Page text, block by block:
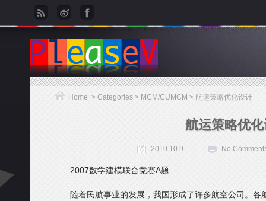
Home > Categories > MCM/CUMCM > 航运策略优化设计
航运策略优
2010.10.9 No
2007数学建模联合竞赛A题
随着民航事业的发展，我国形成了许多航空公司。